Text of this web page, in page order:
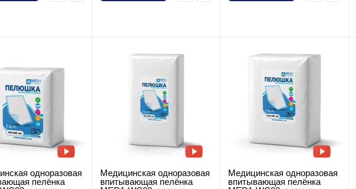
одноразовая
пелёнка
Медицинская одноразовая
впитывающая пелёнка
Медицинская одноразовая
впитывающая пелёнка